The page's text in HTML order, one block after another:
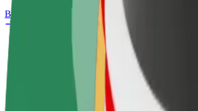
Bolt Plus
Liittymisohjeet
Usein kysytyt kysymykset